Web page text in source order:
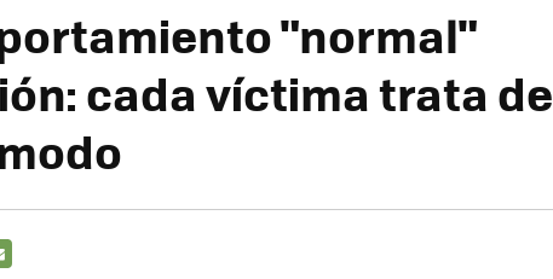
"normal"
cada víctima trata de